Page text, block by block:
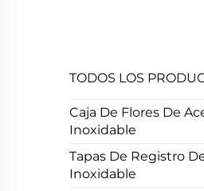
TODOS LOS
Caja De Flores De
Inoxidable
Tapas De Registro
Inoxidable